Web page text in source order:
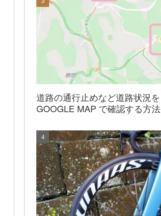
道路の通行止めなど道路状況を
GOOGLE MAP で確認する方法